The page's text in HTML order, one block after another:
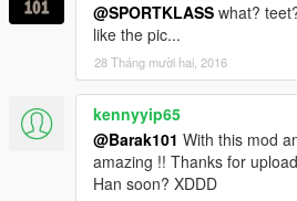
@SPORTKLASS what?
like the pic...
28 Tháng mười hai, 2016
kennyyip65
@Barak101 With this mod
amazing !! Thanks for
Han soon? XDDD